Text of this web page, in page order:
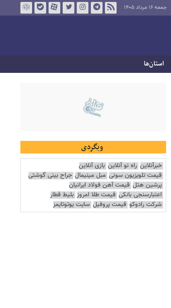
جمعه ۱۶ مرداد ۱۴۰۵
استان‌ها
وبگردی
خبرآنلاین راه نو آنلاین بازی آنلاین
قیمت تلویزیون سونی مبل مینیمال جراح بینی گوشتی
پرشین هتل قیمت آهن فولاد ایرانیان
اعتبارسنجی بانکی قیمت طلا امروز بلیط قطار
شرکت رادوکو قیمت پروفیل سایت یوتوتایمز